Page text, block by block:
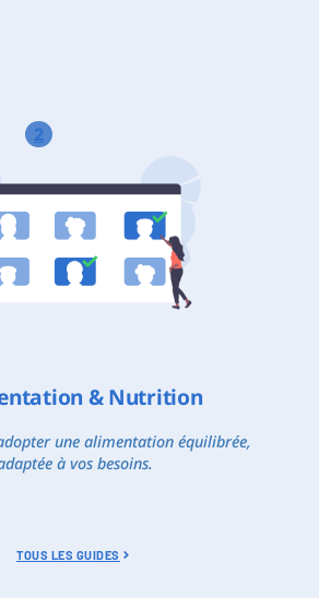
2
& Nutrition
une alimentation équilibrée,
à vos besoins.
TOUS LES GUIDES